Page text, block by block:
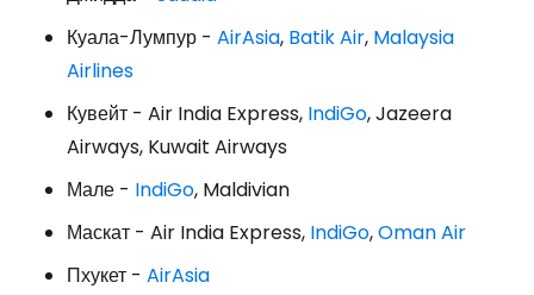
Куала-Лумпур - AirAsia, Batik Air, Malaysia
Airlines
Кувейт - Air India Express, IndiGo, Jazeera
Airways, Kuwait Airways
Мале - IndiGo, Maldivian
Маскат - Air India Express, IndiGo,Oman Air
Пхукет - AirAsia